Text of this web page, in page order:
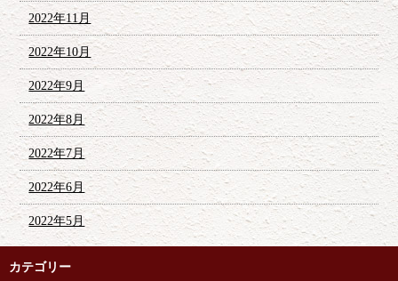
2022年11月
2022年10月
2022年9月
2022年8月
2022年7月
2022年6月
2022年5月
カテゴリー